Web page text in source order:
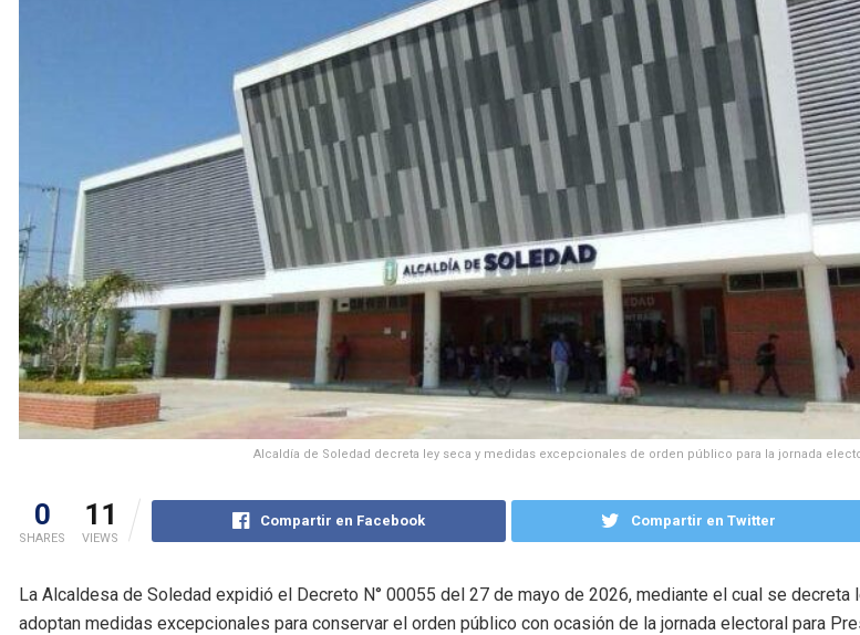
Alcaldía de Soledad decreta ley seca y medidas excepcionales de orden público para la jornada
0
SHARES
11
VIEWS
Compartir en Facebook Compartir en Twitter
La Alcaldesa de Soledad expidió el Decreto N° 00055 del 27 de mayo de 2026, mediante el cual se decreta
adoptan medidas excepcionales para conservar el orden público con ocasión de la jornada electoral para